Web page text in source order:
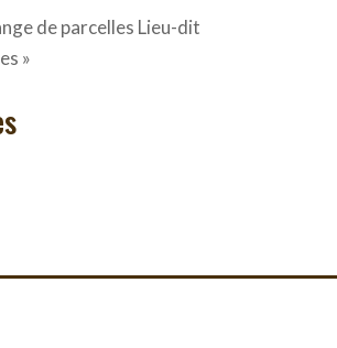
de parcelles Lieu-dit
»